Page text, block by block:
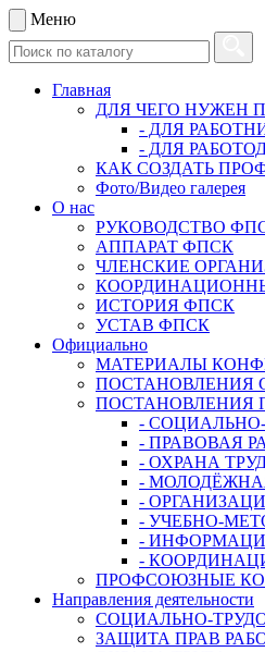
Меню
Главная
ДЛЯ ЧЕГО НУЖЕН
- ДЛЯ
- ДЛЯ
КАК СОЗДАТЬ
Фото/Видео галерея
О нас
РУКОВОДСТВО
АППАРАТ ФПСК
ЧЛЕНСКИЕ
ИСТОРИЯ ФПСК
УСТАВ ФПСК
Официально
МАТЕРИАЛЫ
ПОСТАНОВЛЕНИЯ
ПОСТАНОВЛЕНИЯ
-
- ПРАВОВАЯ
- ОХРАНА
-
-
- УЧЕБНО-
-
-
ПРОФСОЮЗНЫЕ
Направления деятельности
СОЦИАЛЬНО-
ЗАЩИТА ПРАВ